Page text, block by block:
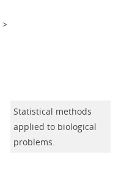
>
Statistical methods
applied to biological
problems.